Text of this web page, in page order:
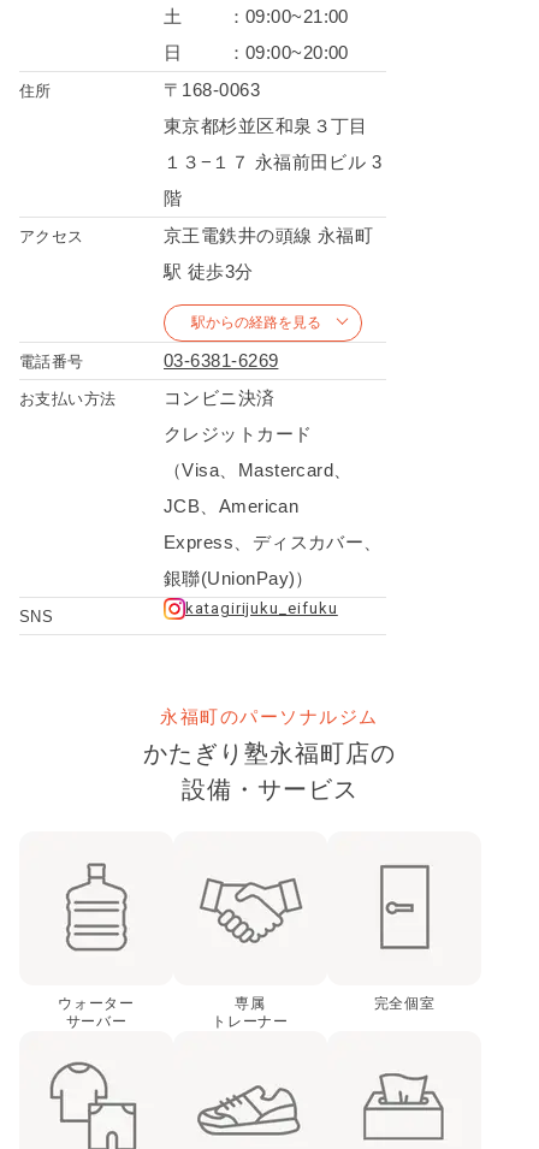
土
： 09:00~21:00
日
： 09:00~20:00
住所
〒168-0063
東京都杉並区和泉３丁目
１３−１７ 永福前田ビル 3
階
アクセス
京王電鉄井の頭線 永福町
駅 徒歩3分
駅からの経路を見る
電話番号 03-6381-6269
お支払い方法
コンビニ決済
クレジットカード
（Visa、Mastercard、
JCB、American
Express、ディスカバー、
銀聯(UnionPay)）
SNS katagirijuku_eifuku
永福町のパーソナルジム
かたぎり塾永福町店の
設備・サービス
ウォーター
サーバー
専属
トレーナー
完全個室